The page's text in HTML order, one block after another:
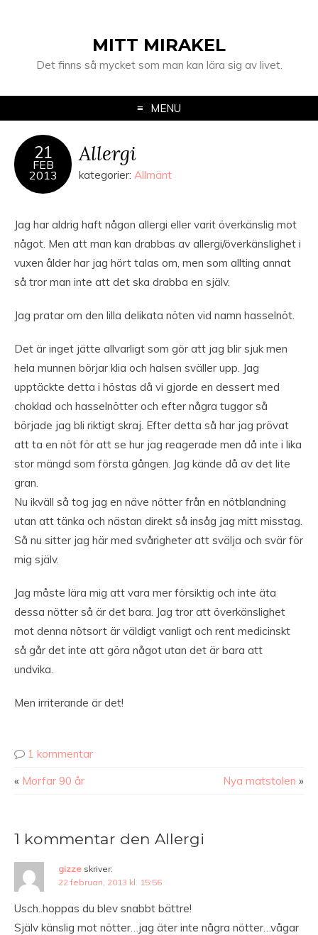
MITT MIRAKEL
Det finns så mycket som man kan lära sig av livet.
MENU
21
FEB
2013
Allergi
kategorier: Allmänt
Jag har aldrig haft någon allergi eller varit överkänslig mot
något. Men att man kan drabbas av allergi/överkänslighet i
vuxen ålder har jag hört talas om, men som allting annat
så tror man inte att det ska drabba en själv.
Jag pratar om den lilla delikata nöten vid namn hasselnöt.
Det är inget jätte allvarligt som gör att jag blir sjuk men
hela munnen börjar klia och halsen sväller upp. Jag
upptäckte detta i höstas då vi gjorde en dessert med
choklad och hasselnötter och efter några tuggor så
började jag bli riktigt skraj. Efter detta så har jag prövat
att ta en nöt för att se hur jag reagerade men då inte i lika
stor mängd som första gången. Jag kände då av det lite
gran.
Nu ikväll så tog jag en näve nötter från en nötblandning
utan att tänka och nästan direkt så insåg jag mitt misstag.
Så nu sitter jag här med svårigheter att svälja och svär för
mig själv.
Jag måste lära mig att vara mer försiktig och inte äta
dessa nötter så är det bara. Jag tror att överkänslighet
mot denna nötsort är väldigt vanligt och rent medicinskt
så går det inte att göra något utan det är bara att
undvika.
Men irriterande är det!
1 kommentar
« Morfar 90 år Nya matstolen »
1 kommentar den Allergi
gizze skriver:
22 februari, 2013 kl. 15:56
Usch..hoppas du blev snabbt bättre!
Själv känslig mot nötter…jag äter inte några nötter…vågar